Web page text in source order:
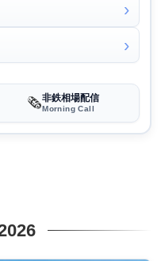
🗞️非鉄相場配信
Morning Call